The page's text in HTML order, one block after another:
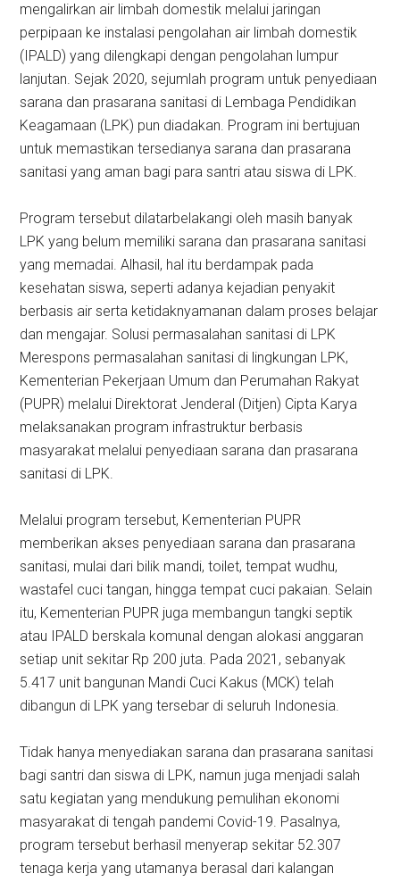
mengalirkan air limbah domestik melalui jaringan
perpipaan ke instalasi pengolahan air limbah domestik
(IPALD) yang dilengkapi dengan pengolahan lumpur
lanjutan. Sejak 2020, sejumlah program untuk penyediaan
sarana dan prasarana sanitasi di Lembaga Pendidikan
Keagamaan (LPK) pun diadakan. Program ini bertujuan
untuk memastikan tersedianya sarana dan prasarana
sanitasi yang aman bagi para santri atau siswa di LPK.
Program tersebut dilatarbelakangi oleh masih banyak
LPK yang belum memiliki sarana dan prasarana sanitasi
yang memadai. Alhasil, hal itu berdampak pada
kesehatan siswa, seperti adanya kejadian penyakit
berbasis air serta ketidaknyamanan dalam proses belajar
dan mengajar. Solusi permasalahan sanitasi di LPK
Merespons permasalahan sanitasi di lingkungan LPK,
Kementerian Pekerjaan Umum dan Perumahan Rakyat
(PUPR) melalui Direktorat Jenderal (Ditjen) Cipta Karya
melaksanakan program infrastruktur berbasis
masyarakat melalui penyediaan sarana dan prasarana
sanitasi di LPK.
Melalui program tersebut, Kementerian PUPR
memberikan akses penyediaan sarana dan prasarana
sanitasi, mulai dari bilik mandi, toilet, tempat wudhu,
wastafel cuci tangan, hingga tempat cuci pakaian. Selain
itu, Kementerian PUPR juga membangun tangki septik
atau IPALD berskala komunal dengan alokasi anggaran
setiap unit sekitar Rp 200 juta. Pada 2021, sebanyak
5.417 unit bangunan Mandi Cuci Kakus (MCK) telah
dibangun di LPK yang tersebar di seluruh Indonesia.
Tidak hanya menyediakan sarana dan prasarana sanitasi
bagi santri dan siswa di LPK, namun juga menjadi salah
satu kegiatan yang mendukung pemulihan ekonomi
masyarakat di tengah pandemi Covid-19. Pasalnya,
program tersebut berhasil menyerap sekitar 52.307
tenaga kerja yang utamanya berasal dari kalangan